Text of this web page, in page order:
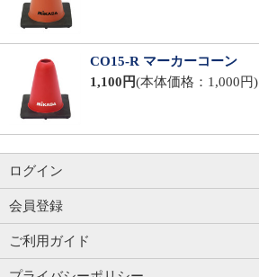
CO15-R マーカーコーン
1,100円(本体価格：1,000円)
ログイン
会員登録
ご利用ガイド